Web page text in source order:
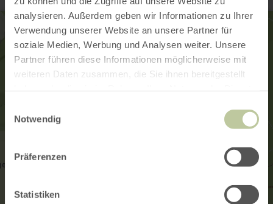
analysieren. Außerdem geben wir Informationen zu Ihrer
Verwendung unserer Website an unsere Partner für
soziale Medien, Werbung und Analysen weiter. Unsere
Partner führen diese Informationen möglicherweise mit
weiteren Daten zusammen, die Sie ihnen bereitgestellt
Notwendig
Präferenzen
Statistiken